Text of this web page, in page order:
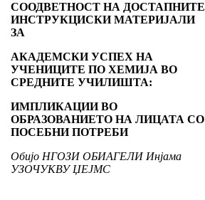
СООДВЕТНОСТ НА ДОСТАПНИТЕ
ИНСТРУКЦИСКИ МАТЕРИЈАЛИ
ЗА
АКАДЕМСКИ УСПЕХ НА
УЧЕНИЦИТЕ ПО ХЕМИЈА ВО
СРЕДНИТЕ УЧИЛИШТА:
ИМПЛИКАЦИИ ВО
ОБРАЗОВАНИЕТО НА ЛИЦАТА СО
ПОСЕБНИ ПОТРЕБИ
Обијо НГОЗИ ОБИАГЕЛИ Инјама
УЗОЧУКВУ ЏЕЈМС